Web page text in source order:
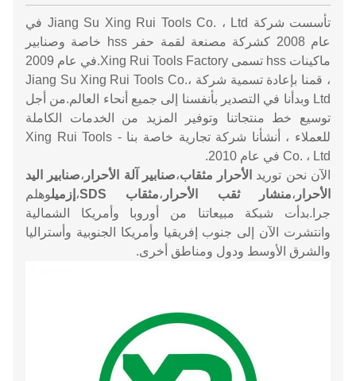
تأسست شركة Jiang Su Xing Rui Tools Co. ، Ltd في
عام 2008 كشركة مصنعة لقمة حفر hss خاصة وصنابير
ماكينات hss تسمى Xing Rui Tools Factory.في عام 2009
، قمنا بإعادة تسمية شركة Jiang Su Xing Rui Tools Co.،
Ltd وبدأنا في التصدير بأنفسنا إلى جميع أنحاء العالم.من أجل
توسيع خط منتجاتنا وتوفير المزيد من الخدمات الكاملة
للعملاء ، أنشأنا شركة تجارية خاصة بنا - Xing Rui Tools
Co. ، Ltd في عام 2010.
الآن نحن توريد
الأحرار مثقاب،صنابير آلة الأحرار ،صنابير اليد
الأحرار ،منشار ثقب الأحرار ،مثقاب SDS ، إزميلوهلم
جرا.بدأت شبكة مبيعاتنا من أوروبا وأمريكا الشمالية
وانتشرت الآن إلى جنوب إفريقيا وأمريكا الجنوبية وأستراليا
والشرق الأوسط ودول ومناطق أخرى.